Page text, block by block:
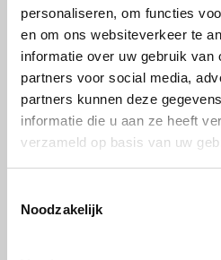
personaliseren, om functies
en om ons websiteverkeer te
informatie over uw gebruik van
partners voor social media,
partners kunnen deze
informatie die u aan ze heeft
verzameld op basis van uw
Noodzakelijk
als exterieurprojecten.
Alucobond® licht grijs
is de
esthetische en technisch
zoekt met een luxe uitstraling.
Handig om er bij te